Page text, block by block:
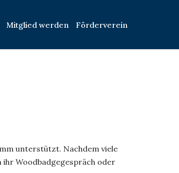
Mitglied werden Förderverein
unterstützt. Nachdem viele
ihr Woodbadgegespräch oder